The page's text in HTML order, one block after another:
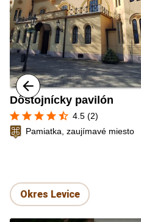
Dôstojnícky pavilón
star star star star star_half 4.5 (2)
Pamiatka, zaujímavé miesto
Okres Levice